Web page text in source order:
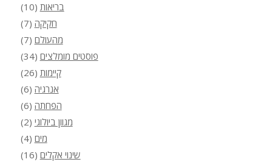
בריאות (10)
חקיקה (7)
מהעולם (7)
פוסטים מומלצים (34)
קיימות (26)
אנרגיה (6)
הפחתה (6)
מגוון ביולוגי (2)
מים (4)
שינוי אקלים (16)